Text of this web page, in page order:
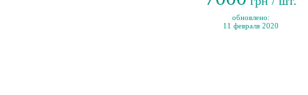
обновлено:
11 февраля 2020